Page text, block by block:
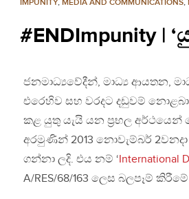
IMPUNITY, MEDIA AND COMMUNICATIONS,
#ENDImpunity
ජනමාධ්‍යවේදීන්, මාධ්‍ය ආයතන,
එරෙහිව සහ වරදට දඩුවම්
කළ යුතු යැයි යන ප්‍රභල අර්ථයෙන්
අරමුණින් 2013 නොවැම්බර්
ගන්නා ලදි. එය නම් ‘International
A/RES/68/163 ලෙස බලපෑම්